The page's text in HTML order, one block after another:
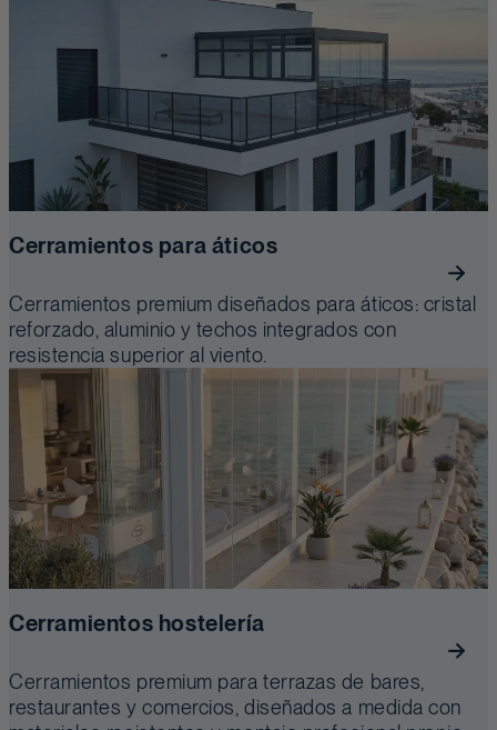
Cerramientos para áticos
Cerramientos premium diseñados para áticos: cristal
reforzado, aluminio y techos integrados con
resistencia superior al viento.
Cerramientos hostelería
Cerramientos premium para terrazas de bares,
restaurantes y comercios, diseñados a medida con